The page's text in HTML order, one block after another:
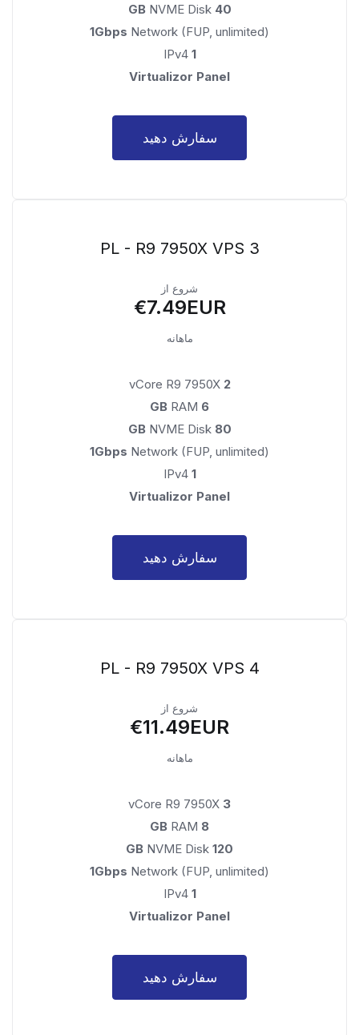
40 GB
NVME Disk
1Gbps Network (FUP, unlimited)
1
IPv4
Virtualizor Panel
سفارش دهید
PL - R9 7950X VPS 3
شروع از
€7.49EUR
ماهانه
2
vCore R9 7950X
6 GB
RAM
80 GB
NVME Disk
1Gbps Network (FUP, unlimited)
1
IPv4
Virtualizor Panel
سفارش دهید
PL - R9 7950X VPS 4
شروع از
€11.49EUR
ماهانه
3
8 GB
RAM
120 GB
NVME Disk
1Gbps Network (FUP, unlimited)
1
IPv4
Virtualizor Panel
سفارش دهید